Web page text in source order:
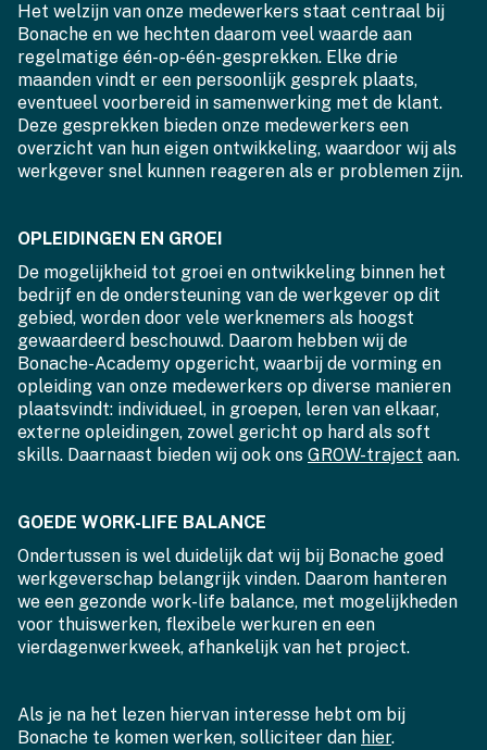
Het welzijn van onze medewerkers staat centraal bij
Bonache en we hechten daarom veel waarde aan
regelmatige één-op-één-gesprekken. Elke drie
maanden vindt er een persoonlijk gesprek plaats,
eventueel voorbereid in samenwerking met de klant.
Deze gesprekken bieden onze medewerkers een
overzicht van hun eigen ontwikkeling, waardoor wij als
werkgever snel kunnen reageren als er problemen zijn.
OPLEIDINGEN EN GROEI
De mogelijkheid tot groei en ontwikkeling binnen het
bedrijf en de ondersteuning van de werkgever op dit
gebied, worden door vele werknemers als hoogst
gewaardeerd beschouwd. Daarom hebben wij de
Bonache-Academy opgericht, waarbij de vorming en
opleiding van onze medewerkers op diverse manieren
plaatsvindt: individueel, in groepen, leren van elkaar,
externe opleidingen, zowel gericht op hard als soft
skills. Daarnaast bieden wij ook ons GROW-traject aan.
GOEDE WORK-LIFE BALANCE
Ondertussen is wel duidelijk dat wij bij Bonache goed
werkgeverschap belangrijk vinden. Daarom hanteren
we een gezonde work-life balance, met mogelijkheden
voor thuiswerken, flexibele werkuren en een
vierdagenwerkweek, afhankelijk van het project.
Als je na het lezen hiervan interesse hebt om bij
Bonache te komen werken, solliciteer dan hier.